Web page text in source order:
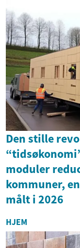
Den stille
moduler
kommuner,
målt i 2026
HJEM